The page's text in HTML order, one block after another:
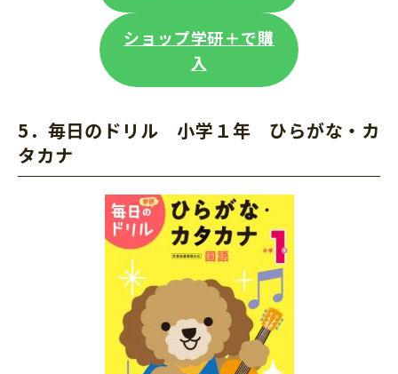
ショップ学研＋で購
入
5．毎日のドリル 小学１年 ひらがな・カ
タカナ